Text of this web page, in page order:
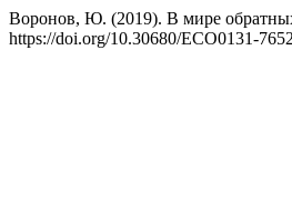
Воронов, Ю. (2019). В мире
https://doi.org/10.30680/ECO0131-